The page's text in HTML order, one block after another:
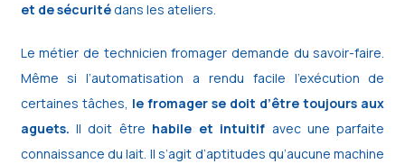
et de sécuritédans les ateliers.
Le métier de technicien fromager demande du savoir-faire.
Même si l’automatisation a rendu facile l’exécution de
certaines tâches, le fromager se doit d’être toujours aux
aguets. Il doit être habile et intuitif avec une parfaite
connaissance du lait. Il s’agit d’aptitudes qu’aucune machine